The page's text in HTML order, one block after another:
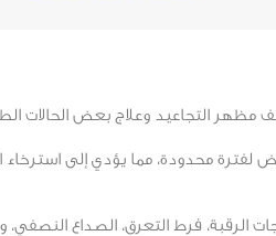
التجاعيد وعلاج بعض الحالات
لفترة محدودة، مما يؤدي إلى استرخاء
الرقبة، فرط التعرق، الصداع